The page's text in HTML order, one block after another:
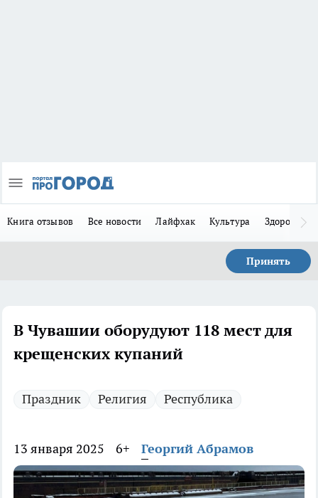
Книга отзывов Все новости Лайфхак Культура Здоровье
Принять
В Чувашии оборудуют 118 мест для
крещенских купаний
Праздник Религия Республика
13 января 2025 6+ Георгий Абрамов